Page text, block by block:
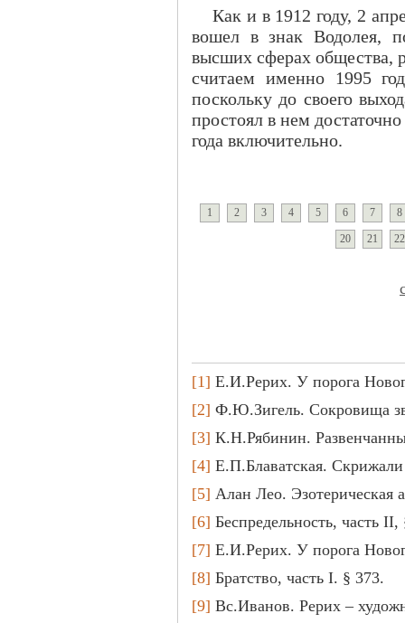
Как и в 1912 году, 2
вошел в знак Водолея,
высших сферах
считаем именно 1995
поскольку до своего
простоял в нем
года включительно.
1 2 3 4 5 6 7 8
20 21 22
[1] Е.И.Рерих. У порога
[2] Ф.Ю.Зигель. Сокровища
[3] К.Н.Рябинин.
[4] Е.П.Блаватская.
[5] Алан Лео. Эзотерическая
[6] Беспредельность, часть
[7] Е.И.Рерих. У порога
[8] Братство, часть I. § 373.
[9] Вс.Иванов. Рерих –